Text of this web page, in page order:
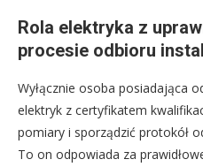
Rola elektryka z
procesie odbioru
Wyłącznie osoba posiadająca
elektryk z certyfikatem
pomiary i sporządzić protokół
To on odpowiada za